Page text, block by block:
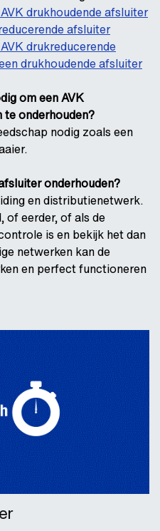
drukhoudende afsluiter
afsluiter
drukreducerende
drukhoudende afsluiter
om een AVK
te onderhouden?
nodig zoals een
onderhouden?
en distributienetwerk.
of eerder, of als de
is en bekijk het dan
netwerken kan de
en perfect functioneren